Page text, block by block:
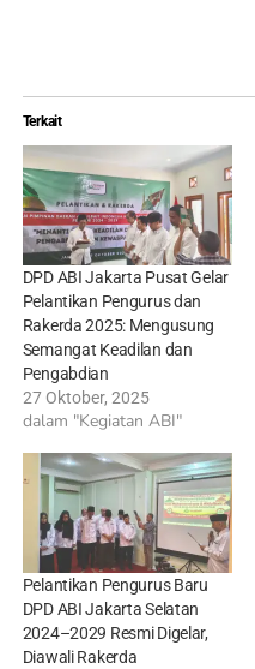
Terkait
DPD ABI Jakarta Pusat Gelar
Pelantikan Pengurus dan
Rakerda 2025: Mengusung
Semangat Keadilan dan
Pengabdian
27 Oktober, 2025
dalam "Kegiatan ABI"
Pelantikan Pengurus Baru
DPD ABI Jakarta Selatan
2024–2029 Resmi Digelar,
Diawali Rakerda